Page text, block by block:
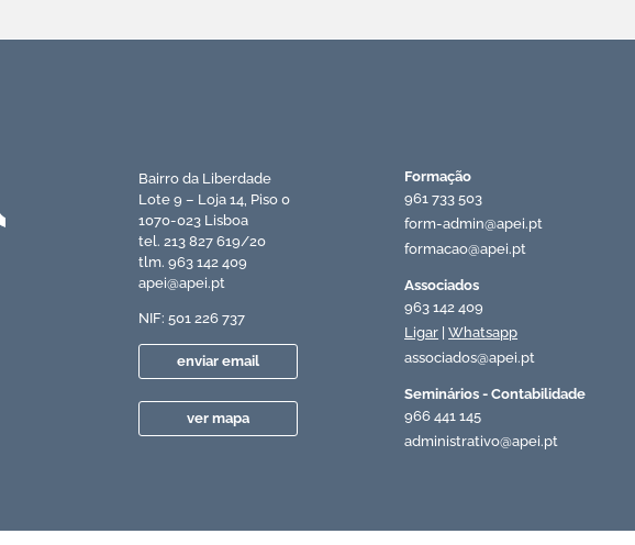
Bairro da Liberdade
Lote 9 – Loja 14, Piso 0
1070-023 Lisboa
tel. 213 827 619/20
tlm. 963 142 409
apei@apei.pt
NIF: 501 226 737
enviar email
ver mapa
Formação
961 733 503
form-admin@apei.pt
formacao@apei.pt
Associados
963 142 409
Ligar |Whatsapp
associados@apei.pt
Seminários - Contabilidade
966 441 145
administrativo@apei.pt